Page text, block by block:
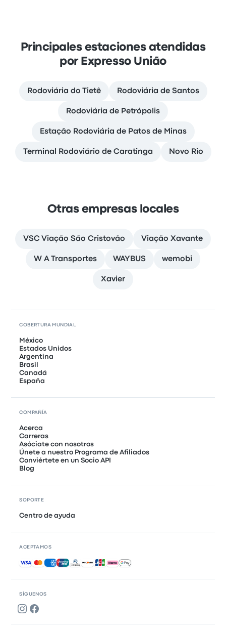
Principales estaciones atendidas
por Expresso União
Rodoviária do Tietê Rodoviária de Santos
Rodoviária de Petrópolis
Estação Rodoviária de Patos de Minas
Terminal Rodoviário de Caratinga Novo Rio
Otras empresas locales
VSC Viação São Cristovão Viação Xavante
W A Transportes WAYBUS wemobi
Xavier
SÍGUENOS
COBERTURA MUNDIAL
México
Estados Unidos
Argentina
Brasil
Canadá
España
COMPAÑÍA
Acerca
Carreras
Asóciate con nosotros
Únete a nuestro Programa de Afiliados
Conviértete en un Socio API
Blog
SOPORTE
Centro de ayuda
ACEPTAMOS
Pagos aceptados